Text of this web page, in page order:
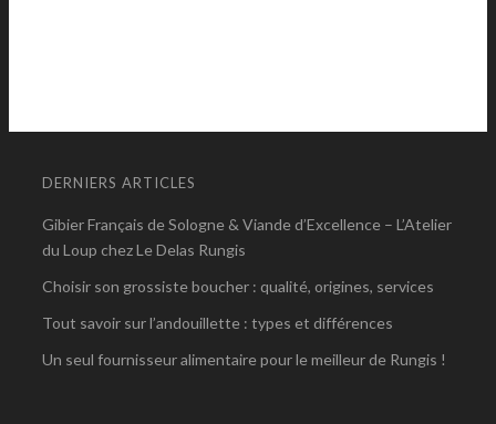
DERNIERS ARTICLES
Gibier Français de Sologne & Viande d’Excellence – L’Atelier
du Loup chez Le Delas Rungis
Choisir son grossiste boucher : qualité, origines, services
Tout savoir sur l’andouillette : types et différences
Un seul fournisseur alimentaire pour le meilleur de Rungis !